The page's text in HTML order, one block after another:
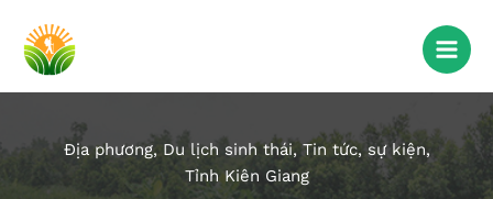
Địa phương, Du lịch sinh thái, Tin tức, sự kiện,
Tỉnh Kiên Giang